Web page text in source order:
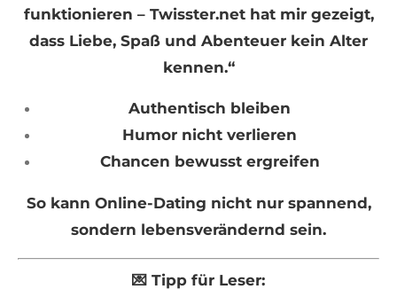
funktionieren – Twisster.net hat mir gezeigt,
dass Liebe, Spaß und Abenteuer kein Alter
kennen.“
Authentisch bleiben
Humor nicht verlieren
Chancen bewusst ergreifen
So kann Online-Dating nicht nur spannend,
sondern lebensverändernd sein.
💌 Tipp für Leser: